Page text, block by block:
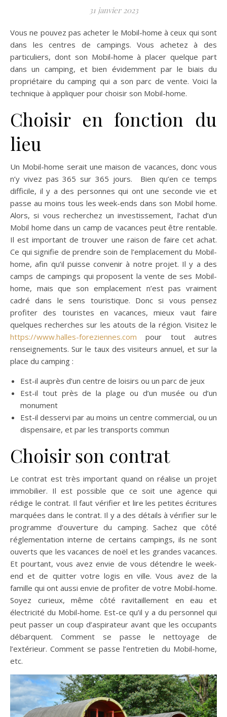
31 janvier 2023
Vous ne pouvez pas acheter le Mobil-home à ceux qui sont
dans les centres de campings. Vous achetez à des
particuliers, dont son Mobil-home à placer quelque part
dans un camping, et bien évidemment par le biais du
propriétaire du camping qui a son parc de vente. Voici la
technique à appliquer pour choisir son Mobil-home.
Choisir en fonction du
lieu
Un Mobil-home serait une maison de vacances, donc vous
n’y vivez pas 365 sur 365 jours. Bien qu’en ce temps
difficile, il y a des personnes qui ont une seconde vie et
passe au moins tous les week-ends dans son Mobil home.
Alors, si vous recherchez un investissement, l’achat d’un
Mobil home dans un camp de vacances peut être rentable.
Il est important de trouver une raison de faire cet achat.
Ce qui signifie de prendre soin de l’emplacement du Mobil-
home, afin qu’il puisse convenir à notre projet. Il y a des
camps de campings qui proposent la vente de ses Mobil-
home, mais que son emplacement n’est pas vraiment
cadré dans le sens touristique. Donc si vous pensez
profiter des touristes en vacances, mieux vaut faire
quelques recherches sur les atouts de la région. Visitez le
https://www.halles-foreziennes.com pour tout autres
renseignements. Sur le taux des visiteurs annuel, et sur la
place du camping :
Est-il auprès d’un centre de loisirs ou un parc de jeux
Est-il tout près de la plage ou d’un musée ou d’un
monument
Est-il desservi par au moins un centre commercial, ou un
dispensaire, et par les transports commun
Choisir son contrat
Le contrat est très important quand on réalise un projet
immobilier. Il est possible que ce soit une agence qui
rédige le contrat. Il faut vérifier et lire les petites écritures
marquées dans le contrat. Il y a des détails à vérifier sur le
programme d’ouverture du camping. Sachez que côté
réglementation interne de certains campings, ils ne sont
ouverts que les vacances de noël et les grandes vacances.
Et pourtant, vous avez envie de vous détendre le week-
end et de quitter votre logis en ville. Vous avez de la
famille qui ont aussi envie de profiter de votre Mobil-home.
Soyez curieux, même côté ravitaillement en eau et
électricité du Mobil-home. Est-ce qu’il y a du personnel qui
peut passer un coup d’aspirateur avant que les occupants
débarquent. Comment se passe le nettoyage de
l’extérieur. Comment se passe l’entretien du Mobil-home,
etc.